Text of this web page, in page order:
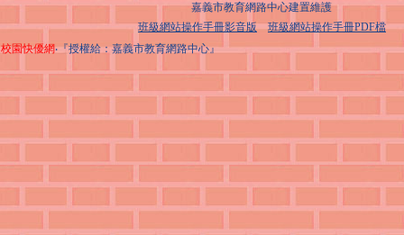
嘉義市教育網路中心建置維護
班級網站操作手冊影音版
班級網站操作手冊PDF檔
校園快優網‧『授權給：嘉義市教育網路中心』